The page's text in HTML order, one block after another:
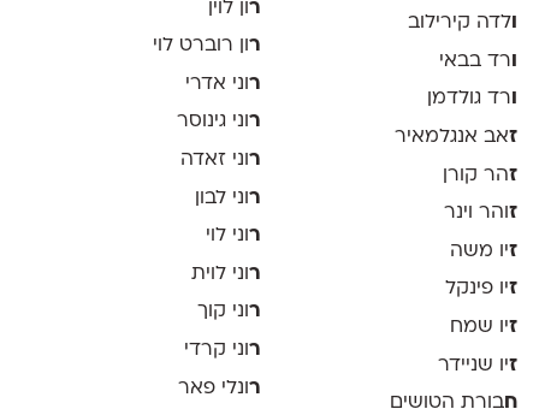
ולדה קירילוב
רד בבאי
ורד גולדמן
זאב אנגלמאיר
זהר קורן
זוהר וינר
זיו משה
זיו פינקל
זיו שמח
זיו שניידר
חבורת הטושים
ר ון לוין
רון רוברט לוי
ר וני אדרי
רוני גינוסר
ר וני זאדה
ר וני לבון
רוני לוי
ר וני לוית
רוני קוך
ר וני קרדי
רונלי פאר